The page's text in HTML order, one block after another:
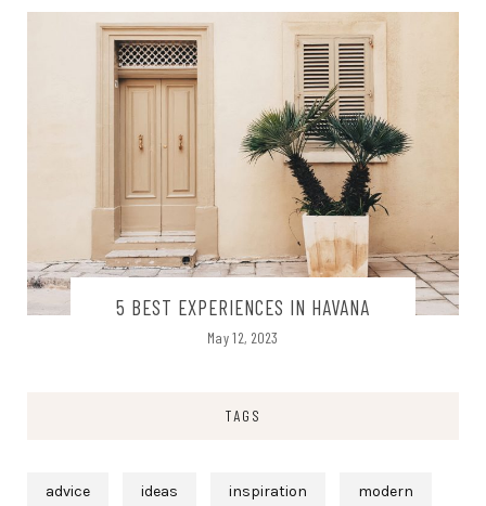
5 BEST EXPERIENCES IN HAVANA
May 12, 2023
TAGS
advice ideas inspiration modern